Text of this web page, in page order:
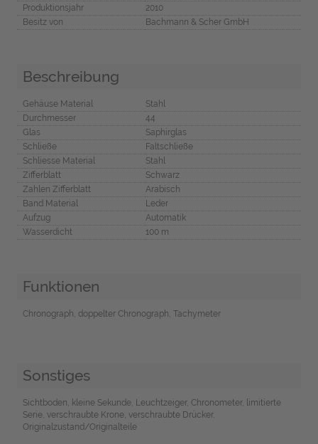
Produktionsjahr
2010
Besitz von
Bachmann & Scher GmbH
Beschreibung
Gehäuse Material
Stahl
Durchmesser
44
Glas
Saphirglas
Schließe
Faltschließe
Schliesse Material
Stahl
Zifferblatt
Schwarz
Zahlen Zifferblatt
Arabisch
Band Material
Leder
Aufzug
Automatik
Wasserdicht
100 m
Funktionen
Chronograph, doppelter Chronograph, Tachymeter
Sonstiges
Sichtboden, kleine Sekunde, Leuchtzeiger, Chronometer, limitierte
Serie, verschraubte Krone, verschraubte Drücker,
Originalzustand/Originalteile